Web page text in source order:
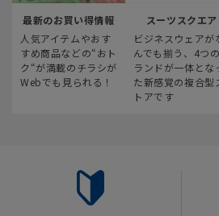
最新のお買い得情報
人気アイテムやおす
すめ商品などの“おト
ク“が満載のチラシが
Webでも見られる！
スーツスクエア
ビジネスウェアが
んでも揃う、4つ
ランドが一体とな
た新感覚の複合型
トアです